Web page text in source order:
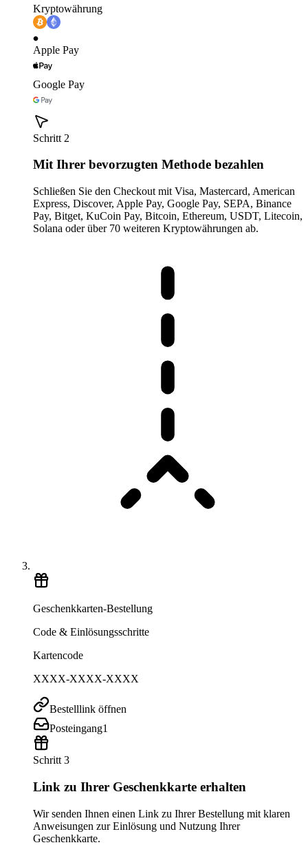
Kryptowährung
Apple Pay
Google Pay
Schritt 2
Mit Ihrer bevorzugten Methode bezahlen
Schließen Sie den Checkout mit Visa, Mastercard, American
Express, Discover, Apple Pay, Google Pay, SEPA, Binance
Pay, Bitget, KuCoin Pay, Bitcoin, Ethereum, USDT, Litecoin,
Solana oder über 70 weiteren Kryptowährungen ab.
Geschenkkarten-Bestellung
Code & Einlösungsschritte
Kartencode
XXXX-XXXX-XXXX
Bestelllink öffnen
Posteingang1
Schritt 3
Link zu Ihrer Geschenkkarte erhalten
Wir senden Ihnen einen Link zu Ihrer Bestellung mit klaren
Anweisungen zur Einlösung und Nutzung Ihrer
Geschenkkarte.